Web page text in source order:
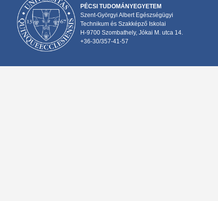
PÉCSI TUDOMÁNYEGYETEM
Szent-Györgyi Albert Egészségügyi
Technikum és Szakképző Iskolai
H-9700 Szombathely, Jókai M. utca 14.
+36-30/357-41-57